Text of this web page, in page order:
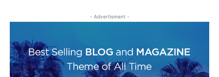
- Advertisment -